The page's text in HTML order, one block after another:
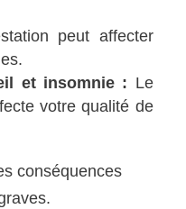
peut affecter
et insomnie : Le
votre qualité de
conséquences